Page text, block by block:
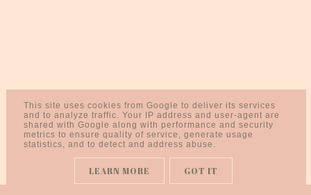
This site uses cookies from Google to deliver its services
and to analyze traffic. Your IP address and user-agent are
shared with Google along with performance and security
metrics to ensure quality of service, generate usage
statistics, and to detect and address abuse.
LEARN MORE GOT IT